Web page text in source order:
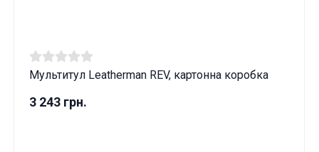
Мультитул Leatherman REV, картонна коробка
3 243 грн.